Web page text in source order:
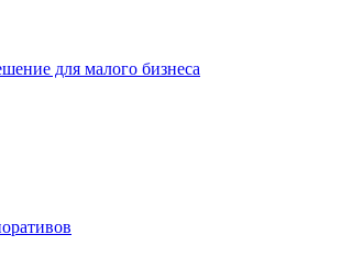
для малого бизнеса